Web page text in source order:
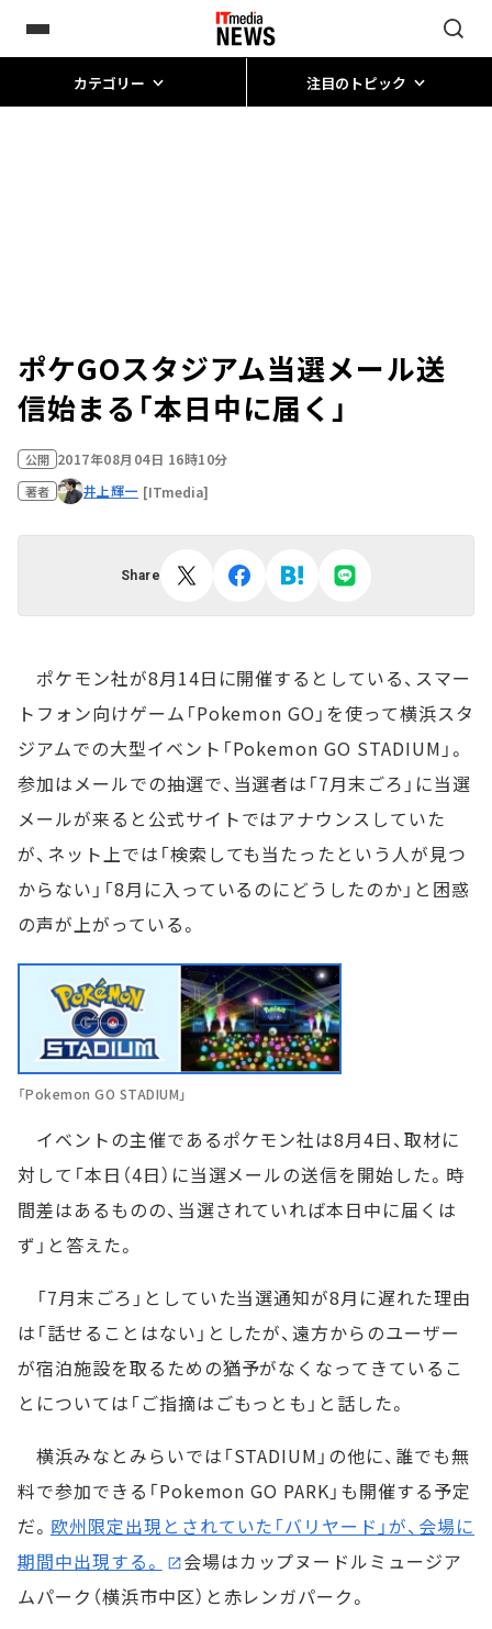
カテゴリー 注目のトピック
ポケGOスタジアム当選メール送
信始まる「本日中に届く」
公開 2017年08月04日 16時10分
著者 井上輝一 [ITmedia]
Share
ポケモン社が8月14日に開催するとしている、スマー
トフォン向けゲーム「Pokemon GO」を使って横浜スタ
ジアムでの大型イベント「Pokemon GO STADIUM」。
参加はメールでの抽選で、当選者は「7月末ごろ」に当選
メールが来ると公式サイトではアナウンスしていた
が、ネット上では「検索しても当たったという人が見つ
からない」「8月に入っているのにどうしたのか」と困惑
の声が上がっている。
「Pokemon GO STADIUM」
イベントの主催であるポケモン社は8月4日、取材に
対して「本日（4日）に当選メールの送信を開始した。時
間差はあるものの、当選されていれば本日中に届くは
ず」と答えた。
「7月末ごろ」としていた当選通知が8月に遅れた理由
は「話せることはない」としたが、遠方からのユーザー
が宿泊施設を取るための猶予がなくなってきているこ
とについては「ご指摘はごもっとも」と話した。
横浜みなとみらいでは「STADIUM」の他に、誰でも無
料で参加できる「Pokemon GO PARK」も開催する予定
だ。 欧州限定出現とされていた「バリヤード」が、会場に
期間中出現する。
会場はカップヌードルミュージア
ムパーク（横浜市中区）と赤レンガパーク。